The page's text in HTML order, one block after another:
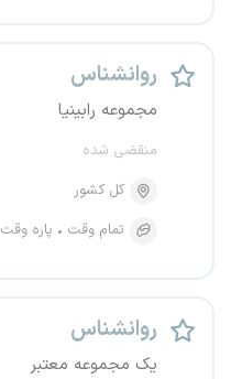
روانشناس
مجموعه رابینیا
منقضی شده
کل کشور
تمام وقت
پاره وقت
روانشناس
یک مجموعه معتبر